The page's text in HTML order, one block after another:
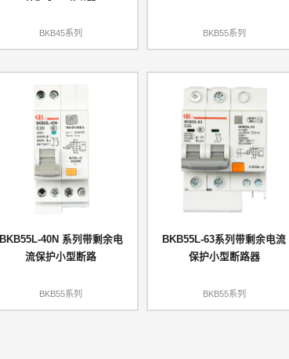
BKB45系列 BKB55系列
BKB55L-40N 系列带剩余电
流保护小型断路
BKB55系列
BKB55L-63系列带剩余电流
保护小型断路器
BKB55系列